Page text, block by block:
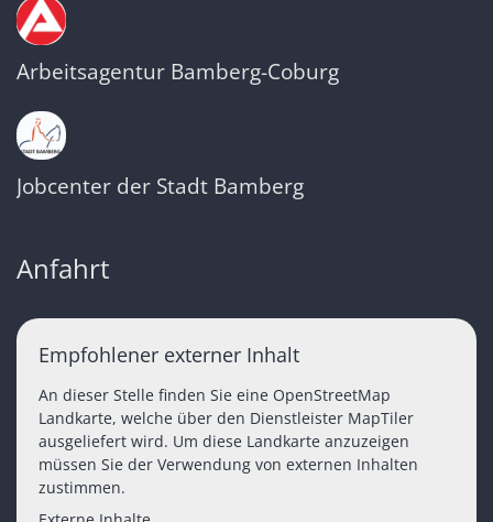
Arbeitsagentur Bamberg-Coburg
Jobcenter der Stadt Bamberg
Anfahrt
Empfohlener externer Inhalt
An dieser Stelle finden Sie eine OpenStreetMap
Landkarte, welche über den Dienstleister MapTiler
ausgeliefert wird. Um diese Landkarte anzuzeigen
müssen Sie der Verwendung von externen Inhalten
zustimmen.